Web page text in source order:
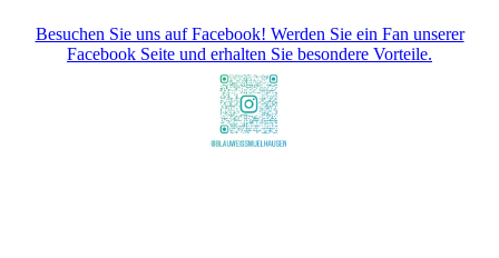
Besuchen Sie uns auf Facebook! Werden Sie ein Fan unserer
Facebook Seite und erhalten Sie besondere Vorteile.